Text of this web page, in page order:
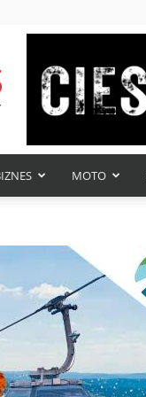
MOTO